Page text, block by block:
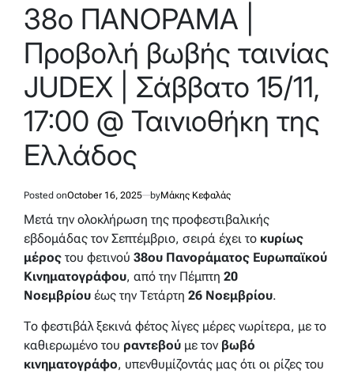
38ο ΠΑΝΟΡΑΜΑ |
Προβολή βωβής ταινίας
JUDEX | Σάββατο 15/11,
17:00 @ Ταινιοθήκη της
Ελλάδος
Posted onOctober 16, 2025 byΜάκης Κεφαλάς
Μετά την ολοκλήρωση της προφεστιβαλικής
εβδομάδας τον Σεπτέμβριο, σειρά έχει το κυρίως
μέρος του φετινού 38ου Πανοράματος Ευρωπαϊκού
Κινηματογράφου, από την Πέμπτη 20
Νοεμβρίου έως την Τετάρτη 26 Νοεμβρίου.
Το φεστιβάλ ξεκινά φέτος λίγες μέρες νωρίτερα, με το
καθιερωμένο του ραντεβού με τον βωβό
κινηματογράφο, υπενθυμίζοντάς μας ότι οι ρίζες του